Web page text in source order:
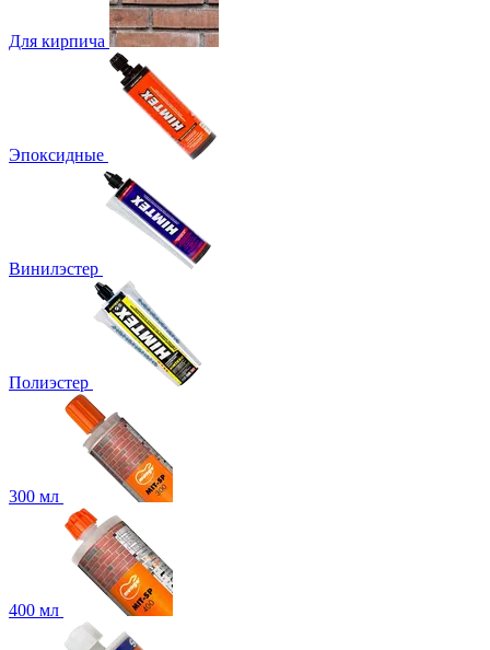
Для кирпича
Эпоксидные
Винилэстер
Полиэстер
300 мл
400 мл